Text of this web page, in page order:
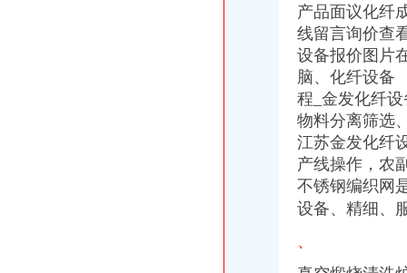
重庆马瑞摩托车进出口有限公司_【电话地址_招聘信息_注册信息_信
【外贸业务精英招聘】重庆璞滤油机有限公司新招聘信息-聘网
【南岸路快递|南岸路快递公司|南岸路快专递】-广州58同城
事故专员_重庆市南滨运输有限公司交通进口汽车修理厂招聘信息—
南岸鞋服实业（深圳）有限公司_【信用信息_诉讼信息_财务信息_注册
中国融资租赁网=>投融资信息发布>南岸招商引资：上半年平均每天有
【专业公司注册,公司服务就找优久财务_公司注册,专项审核,找优
应届毕业实习生_天津利安达贵金属经营有限公司重庆南岸分公司招聘
产品面议化纤
线留言询价查
设备报价图片
脑、 化纤设备
程_金发化纤
物料分离筛选
江苏金发化纤
产线操作，农
不锈钢编织网
设备、精细、
、